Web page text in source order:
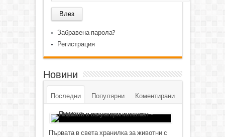
Забравена парола?
Регистрация
Новини
Последни Популярни Коментирани
Първата в света хранилка за животни с